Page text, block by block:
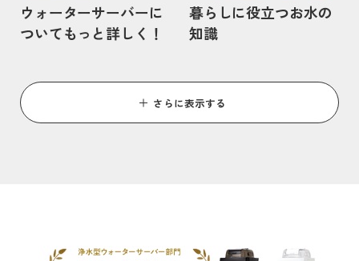
ウォーターサーバーに
ついてもっと詳しく！
暮らしに役立つお水の
知識
さらに表示する